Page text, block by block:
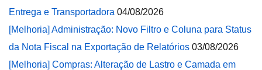
Entrega e Transportadora 04/08/2026
[Melhoria] Administração: Novo Filtro e Coluna para Status
da Nota Fiscal na Exportação de Relatórios 03/08/2026
[Melhoria] Compras: Alteração de Lastro e Camada em